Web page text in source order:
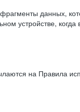
данных,
устройстве,
на Правила